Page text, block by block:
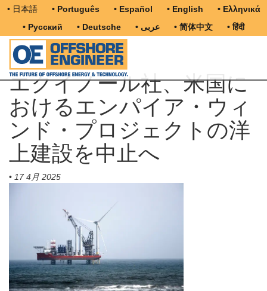
• 日本語 • Português • Español • English
• Ελληνικά
• Русский
• Deutsche • عربى • 简体中文 • हिंदी
エクイノール社、米国に
おけるエンパイア・ウィ
ンド・プロジェクトの洋
上建設を中止へ
• 17 4月 2025